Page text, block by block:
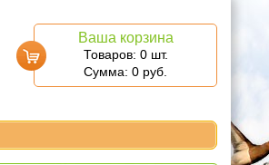
Ваша корзина
Товаров: 0 шт.
Сумма: 0 руб.